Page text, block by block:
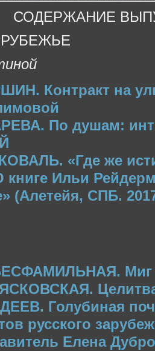
СОДЕРЖАНИЕ
Контракт на
По душам:
«Где же
книге Ильи
(Алетейя, СПБ.
Миг
Голубиная
русского
Елена